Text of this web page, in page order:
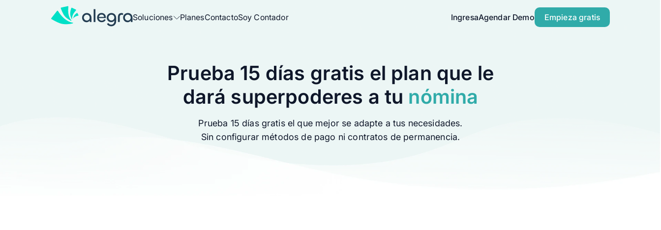
Soluciones
Contabiliza, factura y controla tu stock
PlanesContactoSoy Contador IngresaAgendar Demo Empieza gratis
Prueba 15 días gratis el plan que le
dará superpoderes a tu nómina
Prueba 15 días gratis el que mejor se adapte a tus necesidades.
Sin configurar métodos de pago ni contratos de permanencia.